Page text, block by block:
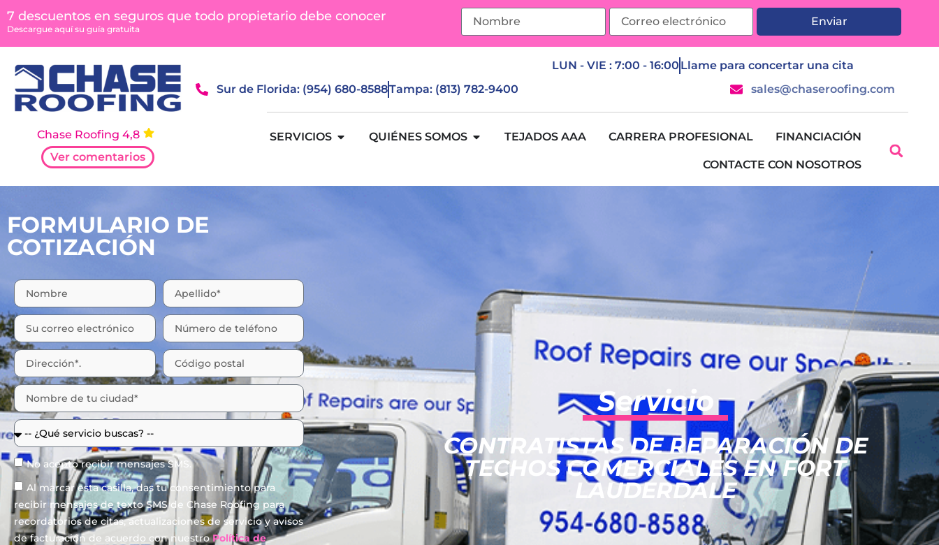
contenido
7 descuentos en seguros que todo propietario debe conocer
Descargue aquí su guía gratuita
Enviar
Chase Roofing 4,8
Ver comentarios
LUN - VIE : 7:00 - 16:00 Llame para concertar una cita
Sur de Florida: (954) 680-8588Tampa: (813) 782-9400 sales@chaseroofing.com
SERVICIOS QUIÉNES SOMOS TEJADOS AAA CARRERA PROFESIONAL FINANCIACIÓN
CONTACTE CON NOSOTROS
FORMULARIO DE
COTIZACIÓN
No acepto recibir mensajes SMS.
Al marcar esta casilla, das tu consentimiento para
recibir mensajes de texto SMS de Chase Roofing para
recordatorios de citas, actualizaciones de servicio y avisos
de facturación de acuerdo con nuestroPolítica de
Servicio
CONTRATISTAS DE REPARACIÓN DE
TECHOS COMERCIALES EN FORT
LAUDERDALE